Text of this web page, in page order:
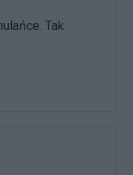
Tak